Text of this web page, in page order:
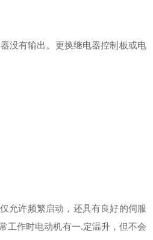
没有输出。更换继电器控制板或电
允许频繁启动，还具有良好的伺服
工作时电动机有一.定温升，但不会